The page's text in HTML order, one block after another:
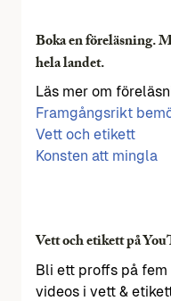
Boka en föreläsning.
hela landet.
Läs mer om
Framgångsrikt
Vett och etikett
Konsten att mingla
Vett och etikett på
Bli ett proffs på
videos i vett &